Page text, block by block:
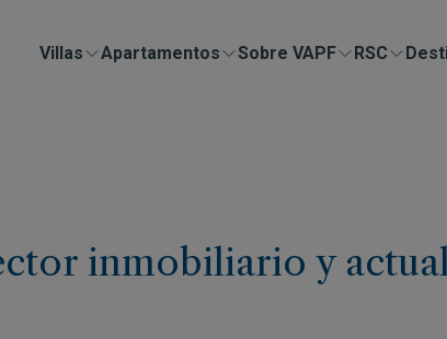
Villas Apartamentos Sobre VAPF RSC
inmobiliario y